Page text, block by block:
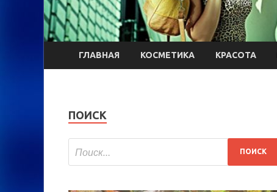
ГЛАВНАЯ КОСМЕТИКА КРАСОТА
ПОИСК